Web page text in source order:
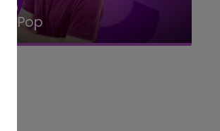
Pop